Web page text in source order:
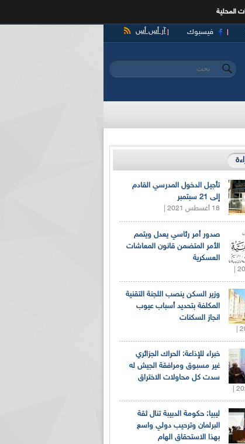
المحلية
آر أس أس فيسبوك
استمارة البحث
‏بحث ‏
تأجيل الدخول المدرسي القادم
إلى 21 سبتمبر
18 أغسطس 2021 |
صدور أمر رئاسي يعدل ويتمم
الأمر المتضمن قانون المعاشات
العسكرية
وزير السكن ينصب اللجنة التقنية
المكلفة بتحديد أسباب عيوب
انجاز السكنات
خبراء للإذاعة: الحراك الجزائري
غير مسبوق ومرافقة الجيش له
سدت كل محاولات الاختراق
ليبيا: حكومة الدبيبة تنال ثقة
البرلمان وترحيب دولي واسع
بهذا الاستحقاق الهام